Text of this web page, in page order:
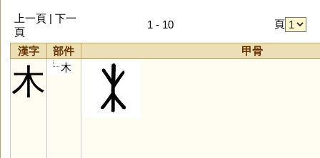
上一頁 | 下一
頁
1 - 10 頁
漢字 部件 甲骨
木 木